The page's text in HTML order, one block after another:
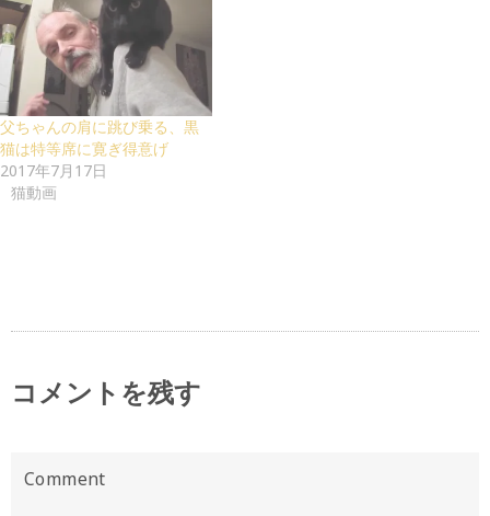
父ちゃんの肩に跳び乗る、黒
猫は特等席に寛ぎ得意げ
2017年7月17日
猫動画
コメントを残す